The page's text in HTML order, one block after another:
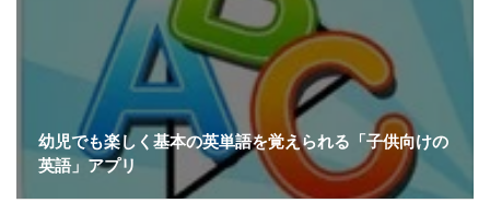
幼児でも楽しく基本の英単語を覚えられる「子供向けの
英語」アプリ